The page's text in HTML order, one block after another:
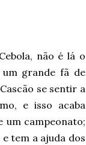
não é lá o
grande fã de
se sentir a
e isso acaba
um campeonato;
tem a ajuda dos